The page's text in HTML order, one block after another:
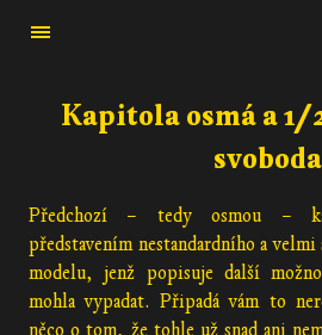
Kapitola osmá a 1/
svoboda
Předchozí – tedy osmou –
představením nestandardního a velmi
modelu, jenž popisuje další
mohla vypadat. Připadá vám to
něco o tom, že tohle už snad ani